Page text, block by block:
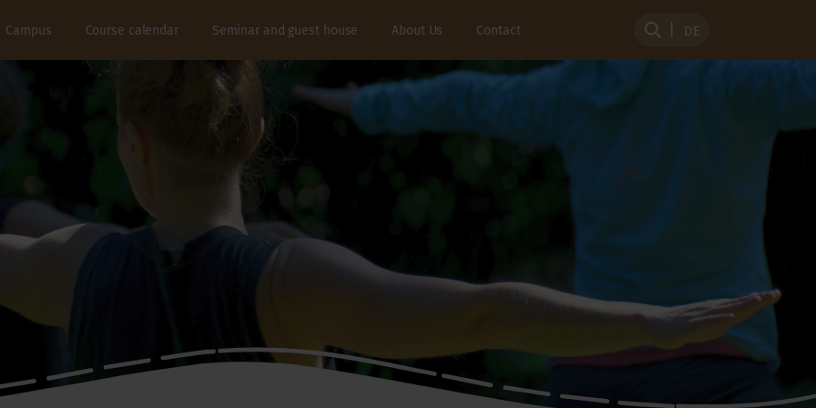
Campus Course calendar Seminar and guest house About Us Contact DE